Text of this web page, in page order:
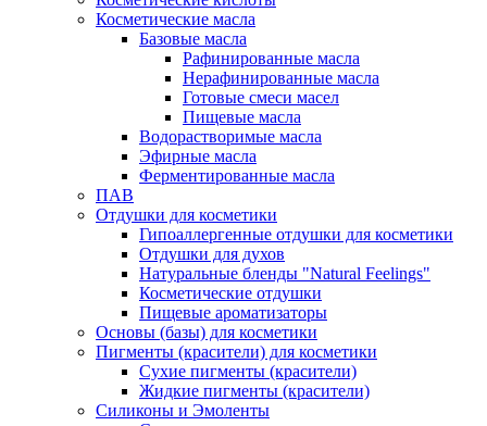
Косметические масла
Базовые масла
Рафинированные масла
Нерафинированные масла
Готовые смеси масел
Пищевые масла
Водорастворимые масла
Эфирные масла
Ферментированные масла
ПАВ
Отдушки для косметики
Гипоаллергенные отдушки для косметики
Отдушки для духов
Натуральные бленды "Natural Feelings"
Косметические отдушки
Пищевые ароматизаторы
Основы (базы) для косметики
Пигменты (красители) для косметики
Сухие пигменты (красители)
Жидкие пигменты (красители)
Силиконы и Эмоленты